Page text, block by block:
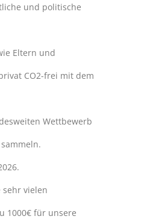
und politische
Eltern und
CO2-frei mit dem
Wettbewerb
sehr vielen
1000€ für unsere